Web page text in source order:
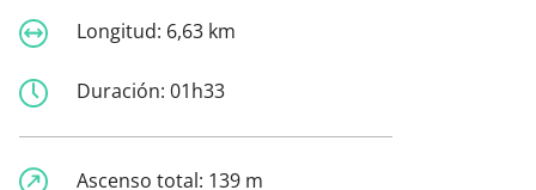
Longitud: 6,63 km
Duración: 01h33
Ascenso total: 139 m